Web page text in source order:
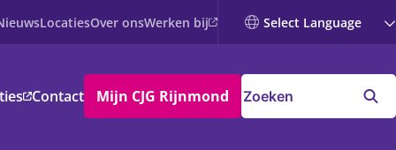
LocatiesOver onsWerken bij
Contact Mijn CJG Rijnmond